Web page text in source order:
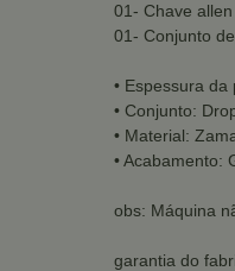
01- Chave allen
01- Conjunto
• Espessura
• Conjunto:
• Material:
• Acabamento:
obs: Máquina
garantia do